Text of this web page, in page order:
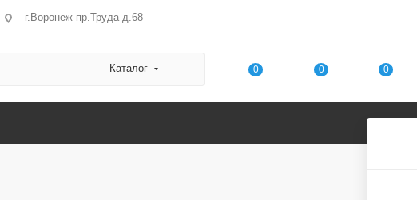
г.Воронеж пр.Труда д.68
Каталог 0 0 0